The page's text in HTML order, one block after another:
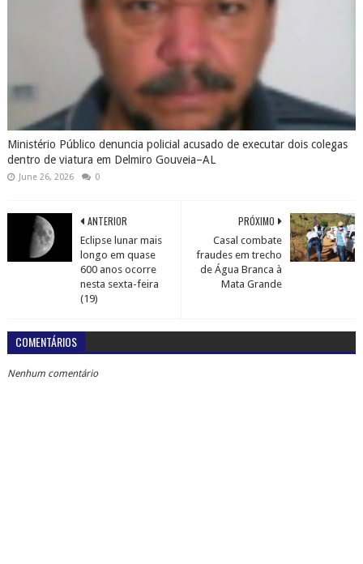
Ministério Público denuncia policial acusado de executar dois colegas
dentro de viatura em Delmiro Gouveia–AL
June 26, 2026 0
PRÓXIMO
Casal combate
fraudes em trecho
de Água Branca à
Mata Grande
ANTERIOR
Eclipse lunar mais
longo em quase
600 anos ocorre
nesta sexta-feira
(19)
COMENTÁRIOS
Nenhum comentário